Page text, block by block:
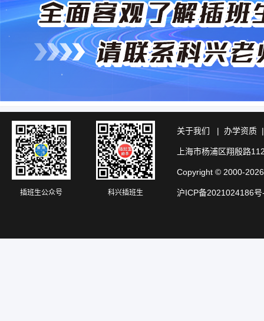
插班生公众号 科兴插班生
关于我们 | 办学资质
上海市杨浦区翔殷路
Copyright © 2000-
沪ICP备2021024186号